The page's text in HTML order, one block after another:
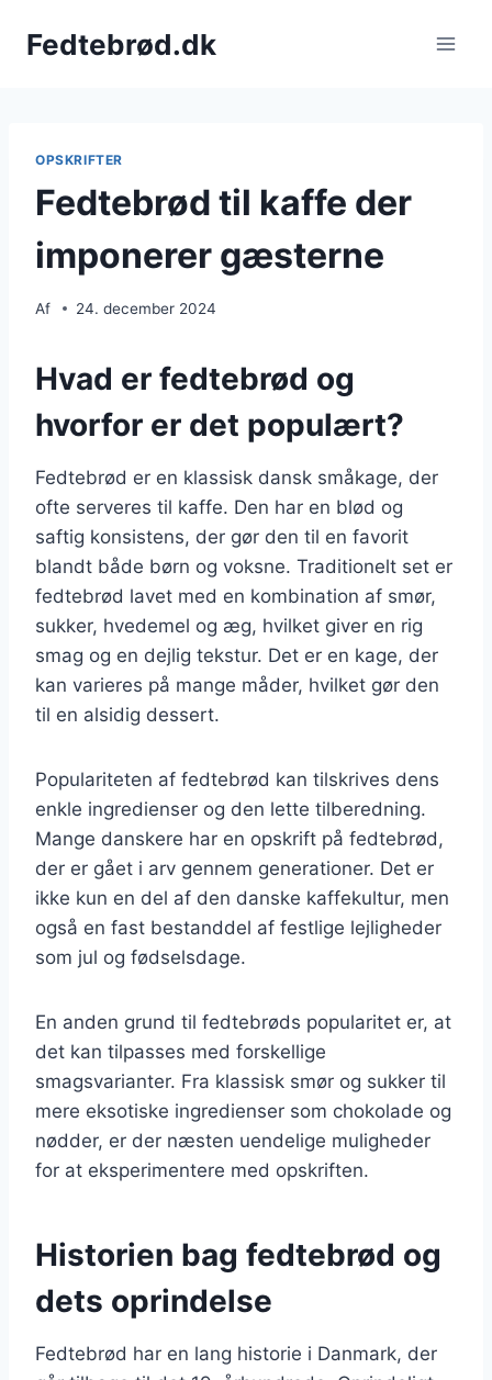
Fedtebrød.dk
OPSKRIFTER
Fedtebrød til kaffe der
imponerer gæsterne
Af 24. december 2024
Hvad er fedtebrød og
hvorfor er det populært?
Fedtebrød er en klassisk dansk småkage, der
ofte serveres til kaffe. Den har en blød og
saftig konsistens, der gør den til en favorit
blandt både børn og voksne. Traditionelt set er
fedtebrød lavet med en kombination af smør,
sukker, hvedemel og æg, hvilket giver en rig
smag og en dejlig tekstur. Det er en kage, der
kan varieres på mange måder, hvilket gør den
til en alsidig dessert.
Populariteten af fedtebrød kan tilskrives dens
enkle ingredienser og den lette tilberedning.
Mange danskere har en opskrift på fedtebrød,
der er gået i arv gennem generationer. Det er
ikke kun en del af den danske kaffekultur, men
også en fast bestanddel af festlige lejligheder
som jul og fødselsdage.
En anden grund til fedtebrøds popularitet er, at
det kan tilpasses med forskellige
smagsvarianter. Fra klassisk smør og sukker til
mere eksotiske ingredienser som chokolade og
nødder, er der næsten uendelige muligheder
for at eksperimentere med opskriften.
Historien bag fedtebrød og
dets oprindelse
Fedtebrød har en lang historie i Danmark, der